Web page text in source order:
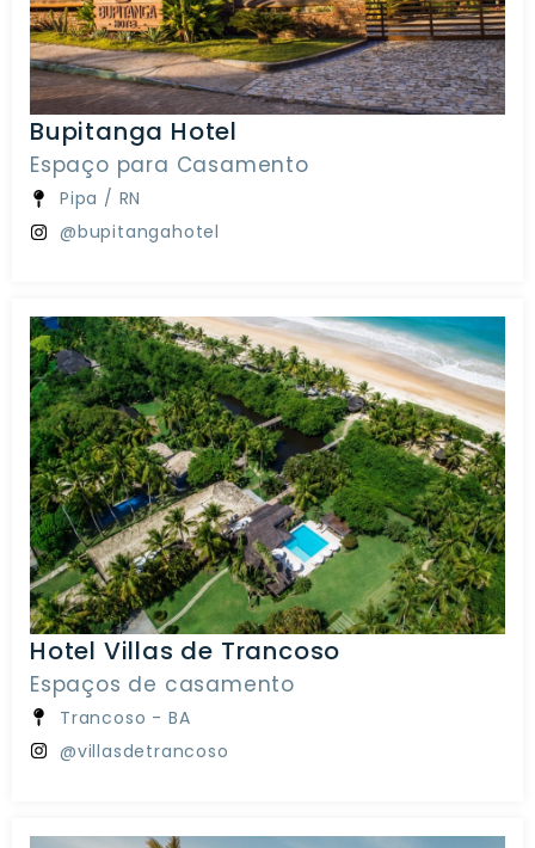
Bupitanga Hotel
Espaço para Casamento
Pipa / RN
@bupitangahotel
Hotel Villas de Trancoso
Espaços de casamento
Trancoso - BA
@villasdetrancoso